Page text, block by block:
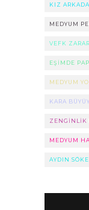
KIZ
MEDYUM
VEFK
EŞIMDE
MEDYUM
KARA
ZENGINLIK
MEDYUM
AYDIN